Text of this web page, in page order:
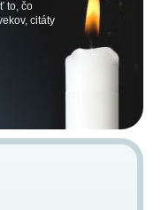
to, čo
citáty